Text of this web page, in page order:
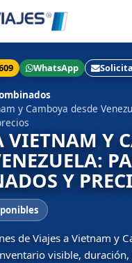
WhatsApp
y Camboya desde
VIETNAM Y
Y
de Viajes a Vietnam y
visible,